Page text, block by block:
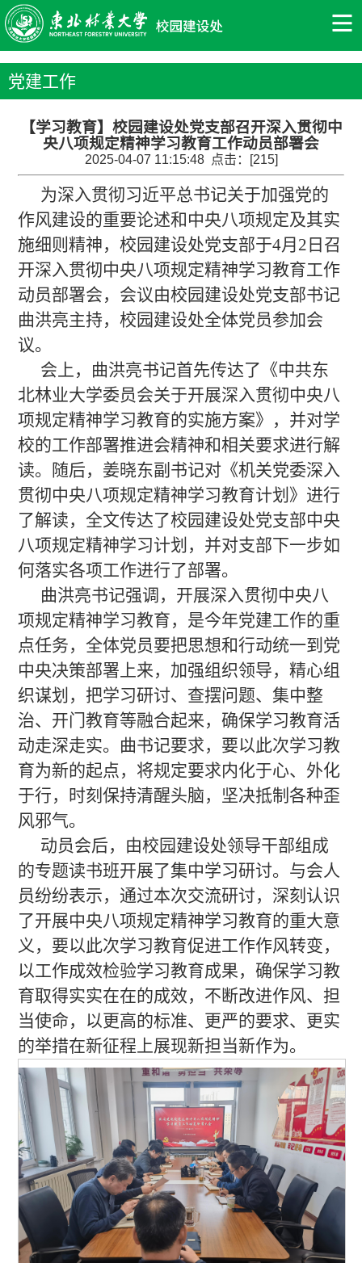
党建工作
【学习教育】校园建设处党支部召开深入贯彻中
央八项规定精神学习教育工作动员部署会
2025-04-07 11:15:48 点击：[215]
为深入贯彻习近平总书记关于加强党的
作风建设的重要论述和中央八项规定及其实
施细则精神，校园建设处党支部于4月2日召
开深入贯彻中央八项规定精神学习教育工作
动员部署会，会议由校园建设处党支部书记
曲洪亮主持，校园建设处全体党员参加会
议。
会上，曲洪亮书记首先传达了《中共东
北林业大学委员会关于开展深入贯彻中央八
项规定精神学习教育的实施方案》，并对学
校的工作部署推进会精神和相关要求进行解
读。随后，姜晓东副书记对《机关党委深入
贯彻中央八项规定精神学习教育计划》进行
了解读，全文传达了校园建设处党支部中央
八项规定精神学习计划，并对支部下一步如
何落实各项工作进行了部署。
曲洪亮书记强调，开展深入贯彻中央八
项规定精神学习教育，是今年党建工作的重
点任务，全体党员要把思想和行动统一到党
中央决策部署上来，加强组织领导，精心组
织谋划，把学习研讨、查摆问题、集中整
治、开门教育等融合起来，确保学习教育活
动走深走实。曲书记要求，要以此次学习教
育为新的起点，将规定要求内化于心、外化
于行，时刻保持清醒头脑，坚决抵制各种歪
风邪气。
动员会后，由校园建设处领导干部组成
的专题读书班开展了集中学习研讨。与会人
员纷纷表示，通过本次交流研讨，深刻认识
了开展中央八项规定精神学习教育的重大意
义，要以此次学习教育促进工作作风转变，
以工作成效检验学习教育成果，确保学习教
育取得实实在在的成效，不断改进作风、担
当使命，以更高的标准、更严的要求、更实
的举措在新征程上展现新担当新作为。